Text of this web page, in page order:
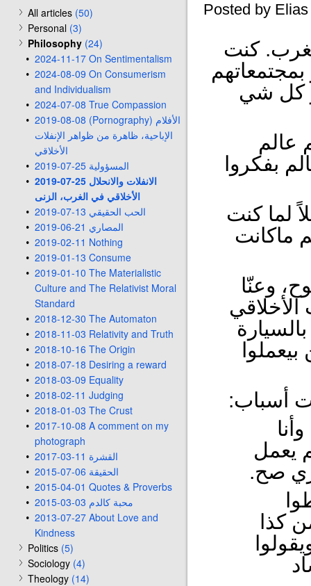
Posted by
كنت
كل شي
عالم
بفكروا
لما كنت
ماكانت
وعنّا
الأخلاقي
أسباب:
يعمل
صح.
كذا
All articles (50)
Personal (3)
Philosophy (24)
2024-11-17 On Sentimentalism
2024-08-09 On Consumerism
and Individualism
2024-07-08 True Compassion
2019-08-08 (Pornography) الأفلام
الإباحية، ظاهرة من ظواهر الإنفلات
الأخلاقي
2019-07-25 المسؤولية
2019-07-25 الانفلات والانحلال
الأخلاقي في الغرب، الزنى
2019-07-13 الحب الحقيقي
2019-06-21 المصاري
2019-02-11 Nothing
2019-01-13 Consume
2019-01-10 The Materialistic
Culture and The Relativist Moral
Standard
2018-12-30 The Automaton
2018-11-03 Relativity and Truth
2018-10-16 The Origin
2018-07-18 Desiring a reward
2018-03-09 Equality
2018-02-11 Judging
2018-01-03 The Crust
2017-10-08 A comment on my
photograph
2017-03-11 القشرة
2015-07-06 الحقيقة
2015-04-01 Quotes & Proverbs
2015-03-03 محبة كالدم
2013-07-27 About Love and
Kindness
Politics (5)
Sociology (4)
Theology (14)